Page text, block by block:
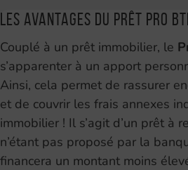
Les avantages du Prêt Pro
Couplé à un prêt immobilier, le
s’apparenter à un apport
Ainsi, cela permet de rassurer
et de couvrir les frais annexes
immobilier ! Il s’agit d’un prêt à
n’étant pas proposé par la
financera un montant moins